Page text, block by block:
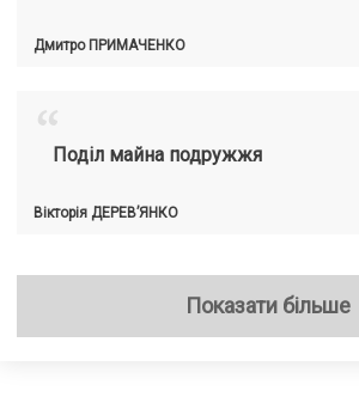
Дмитро ПРИМАЧЕНКО
“Поділ майна подружжя
Вікторія ДЕРЕВ’ЯНКО
Показати більше